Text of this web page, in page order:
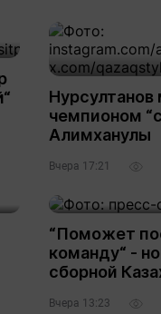
чемпионом
Алимханулы
Вчера 17:21
“Поможет
команду“ -
сборной
Вчера 13:23